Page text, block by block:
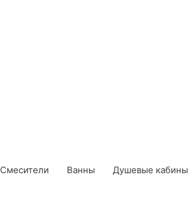
Смесители Ванны Душевые кабины